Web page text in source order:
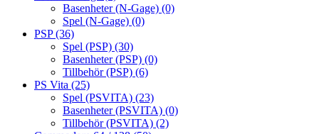
Basenheter (N-Gage) (0)
Spel (N-Gage) (0)
PSP(36)
Spel (PSP) (30)
Basenheter (PSP) (0)
Tillbehör (PSP) (6)
PS Vita (25)
Spel (PSVITA) (23)
Basenheter (PSVITA) (0)
Tillbehör (PSVITA) (2)